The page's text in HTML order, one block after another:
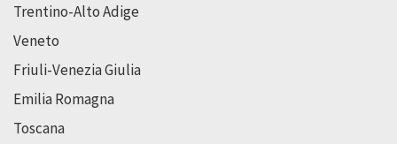
Trentino-Alto Adige
Veneto
Friuli-Venezia Giulia
Emilia Romagna
Toscana